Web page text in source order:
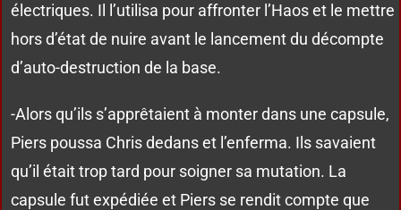
électriques. Il l’utilisa pour affronter l’Haos et le mettre
hors d’état de nuire avant le lancement du décompte
d’auto-destruction de la base.
-Alors qu’ils s’apprêtaient à monter dans une capsule,
Piers poussa Chris dedans et l’enferma. Ils savaient
qu’il était trop tard pour soigner sa mutation. La
capsule fut expédiée et Piers se rendit compte que